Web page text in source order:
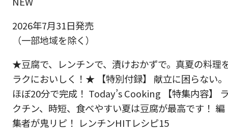
2026年7月31日発売
（一部地域を除く）
★豆腐で、レンチンで、漬けおかずで。真夏の料理
ラクにおいしく！★ 【特別付録】 献立に困らない。
ほぼ20分で完成！ Today’s Cooking 【特集内容】
クチン、時短、食べやすい夏は豆腐が最高です！ 編
集者が鬼リピ！ レンチンHITレシピ15